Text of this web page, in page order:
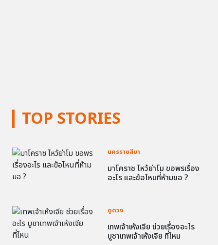
TOP STORIES
นครราชสีมา
มาโคราช ไหว้ย่าโม ขอพรเรื่อง
อะไร และข้อไหนที่ห้ามขอ ?
ดูดวง
เทพเจ้าเห้งเจีย ช่วยเรื่องอะไร
บูชาเทพเจ้าเห้งเจีย ที่ไหน